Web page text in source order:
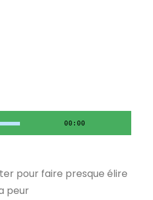
00:00
pour faire presque élire
peur